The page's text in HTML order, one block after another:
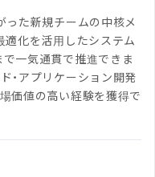
た新規チームの中核メ
適化を活用したシステム
一気通貫で推進できま
・アプリケーション開発
価値の高い経験を獲得で